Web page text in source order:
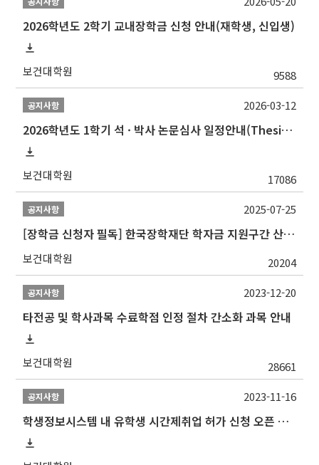
2026학년도 2학기 교내장학금 신청 안내(재학생, 신입생)
보건대학원 9588
공지사항
2026학년도 1학기 석 · 박사 논문심사 일정안내(Thesis Defense Schedules)
보건대학원 17086
2026-03-12
공지사항
[장학금 신청자 필독] 한국장학재단 학자금 지원구간 산정 권고
보건대학원 20204
2025-07-25
공지사항
타전공 및 학사과목 수료학점 인정 절차 간소화 과목 안내
보건대학원 28661
2023-12-20
공지사항
학생정보시스템 내 유학생 시간제취업 허가 신청 오픈 안내
2023-11-16